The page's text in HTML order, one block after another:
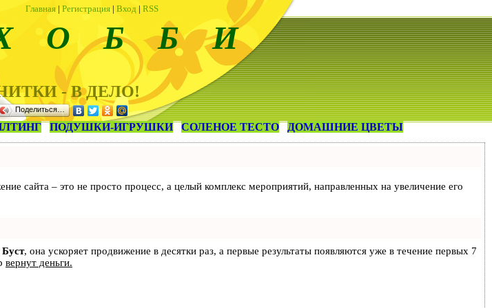
Главная | Регистрация | Вход | RSS
О Б Б И
- В ДЕЛО!
Поделиться…
ПОДУШКИ-ИГРУШКИ СОЛЕНОЕ ТЕСТО ДОМАШНИЕ ЦВЕТЫ
сайта – это не просто процесс, а целый комплекс мероприятий, направленных на увеличение его
Буст, она ускоряет продвижение в десятки раз, а первые результаты появляются уже в течение первых 7
вернут деньги.